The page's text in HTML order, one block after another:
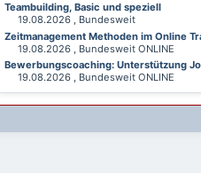
Teambuilding, Basic und speziell
19.08.2026 , Bundesweit
Zeitmanagement Methoden im Online
19.08.2026 , Bundesweit ONLINE
Bewerbungscoaching: Unterstützung
19.08.2026 , Bundesweit ONLINE